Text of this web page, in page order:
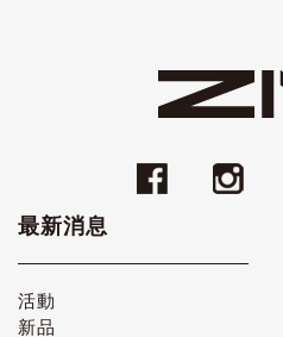
最新消息
活動
新品